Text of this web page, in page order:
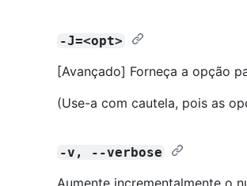
-J=<opt>
[Avançado] Forneça a opção
(Use-a com cautela, pois as
-v, --verbose
Aumente incrementalmente o